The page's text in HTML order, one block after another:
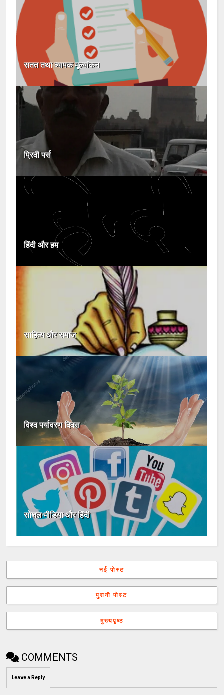
सतत तथा व्यापक मूल्यांकन
प्रिवी पर्स
हिंदी और हम
साहित्य और समाज
विश्व पर्यावरण दिवस
सोशल मीडिया और हिंदी
नई पोस्ट
पुरानी पोस्ट
मुख्यपृष्ठ
COMMENTS
Leave a Reply